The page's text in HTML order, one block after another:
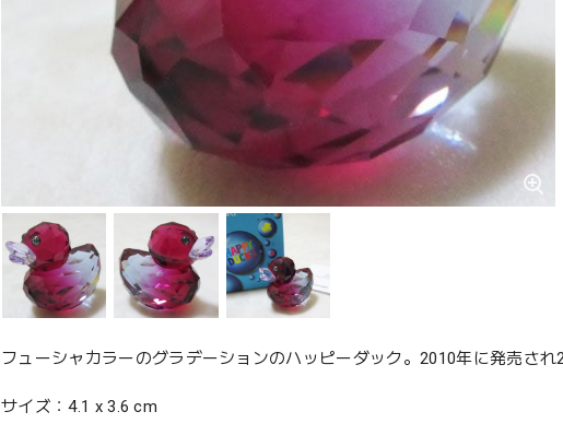
フューシャカラーのグラデーションのハッピーダック。2010年に発売さ
サイズ：4.1 x 3.6 cm